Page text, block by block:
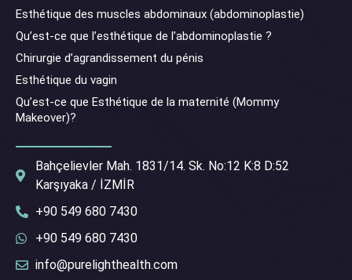
Esthétique des muscles abdominaux (abdominoplastie)
Qu’est-ce que l’esthétique de l’abdominoplastie ?
Chirurgie d’agrandissement du pénis
Esthétique du vagin
Qu’est-ce que Esthétique de la maternité (Mommy
Makeover)?
Bahçelievler Mah. 1831/14. Sk. No:12 K:8 D:52
Karşıyaka / İZMİR
+90 549 680 7430
+90 549 680 7430
info@purelighthealth.com